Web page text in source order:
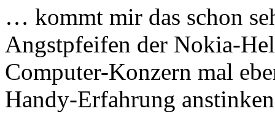
… kommt mir das schon
Angstpfeifen der Nokia-
Computer-Konzern mal
Handy-Erfahrung